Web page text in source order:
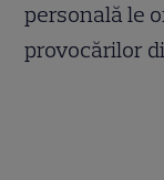
personală le
provocărilor